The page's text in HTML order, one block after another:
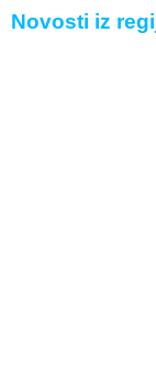
Novosti iz